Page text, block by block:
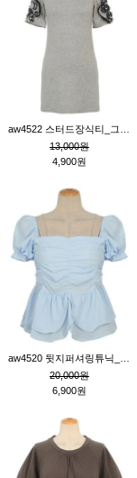
13,000원
4,900원
20,000원
6,900원